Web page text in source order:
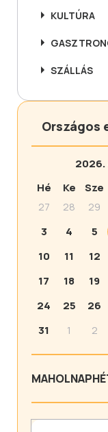
KULTÚRA
SZÁLLÁS
Országos
2026.
Hé
Ke Sze
27
28 29
3
4 5
10
11 12
17
18 19
24
25 26
31
1 2
MAHOLNAP